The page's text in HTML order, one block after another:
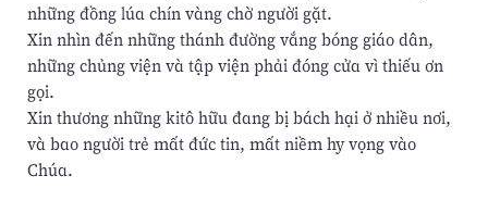
những đồng lúa chín vàng chờ người gặt.
Xin nhìn đến những thánh đường vắng bóng giáo dân,
những chủng viện và tập viện phải đóng cửa vì thiếu ơn
gọi.
Xin thương những kitô hữu đang bị bách hại ở nhiều nơi,
và bao người trẻ mất đức tin, mất niềm hy vọng vào
Chúa.